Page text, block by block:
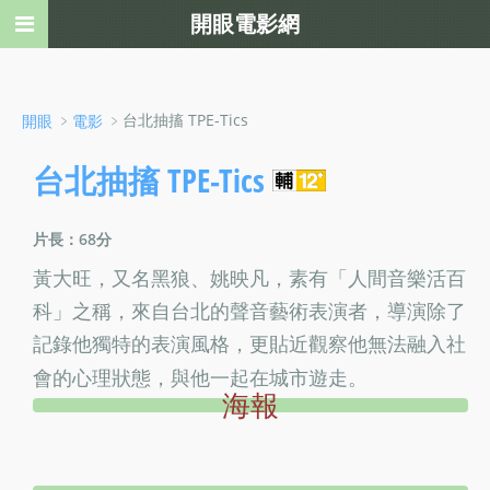
開眼 ﹥ 電影 ﹥台北抽搐 TPE-Tics
台北抽搐 TPE-Tics
片長：68分
黃大旺，又名黑狼、姚映凡，素有「人間音樂活百
科」之稱，來自台北的聲音藝術表演者，導演除了
記錄他獨特的表演風格，更貼近觀察他無法融入社
會的心理狀態，與他一起在城市遊走。
海報
開眼電影網